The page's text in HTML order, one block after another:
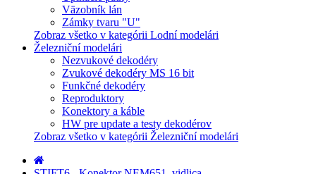
Väzobník lán
Zámky tvaru "U"
Zobraz všetko v kategórii Lodní modelári
Železniční modelári
Nezvukové dekodéry
Zvukové dekodéry MS 16 bit
Funkčné dekodéry
Reproduktory
Konektory a káble
HW pre update a testy dekodérov
Zobraz všetko v kategórii Železniční modelári